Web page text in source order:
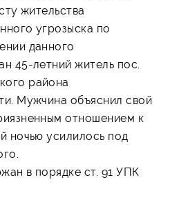
жительства
угрозыска по
данного
45-летний житель пос.
района
Мужчина объяснил свой
отношением к
ночью усилилось под
в порядке ст. 91 УПК